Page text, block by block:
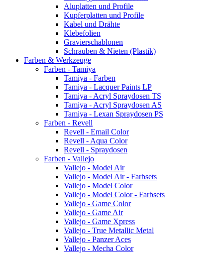
Aluplatten und Profile
Kupferplatten und Profile
Kabel und Drähte
Klebefolien
Gravierschablonen
Schrauben & Nieten (Plastik)
Farben & Werkzeuge
Farben - Tamiya
Tamiya - Farben
Tamiya - Lacquer Paints LP
Tamiya - Acryl Spraydosen TS
Tamiya - Acryl Spraydosen AS
Tamiya - Lexan Spraydosen PS
Farben - Revell
Revell - Email Color
Revell - Aqua Color
Revell - Spraydosen
Farben - Vallejo
Vallejo - Model Air
Vallejo - Model Air - Farbsets
Vallejo - Model Color
Vallejo - Model Color - Farbsets
Vallejo - Game Color
Vallejo - Game Air
Vallejo - Game Xpress
Vallejo - True Metallic Metal
Vallejo - Panzer Aces
Vallejo - Mecha Color